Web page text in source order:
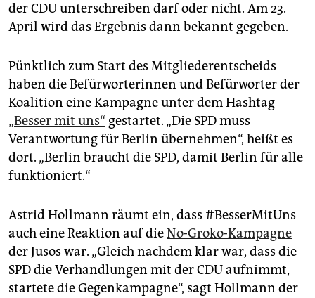
der CDU unterschreiben darf oder nicht. Am 23.
April wird das Ergebnis dann bekannt gegeben.
Pünktlich zum Start des Mitgliederentscheids
haben die Befürworterinnen und Befürworter der
Koalition eine Kampagne unter dem Hashtag
„Besser mit uns“ gestartet. „Die SPD muss
Verantwortung für Berlin übernehmen“, heißt es
dort. „Berlin braucht die SPD, damit Berlin für alle
funktioniert.“
Astrid Hollmann räumt ein, dass #BesserMitUns
auch eine Reaktion auf dieNo-Groko-Kampagne
der Jusos war. „Gleich nachdem klar war, dass die
SPD die Verhandlungen mit der CDU aufnimmt,
startete die Gegenkampagne“, sagt Hollmann der